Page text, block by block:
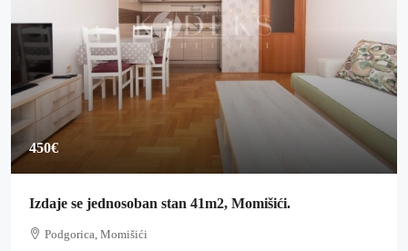
450€
Izdaje se jednosoban stan 41m2, Momišići.
Podgorica, Momišići